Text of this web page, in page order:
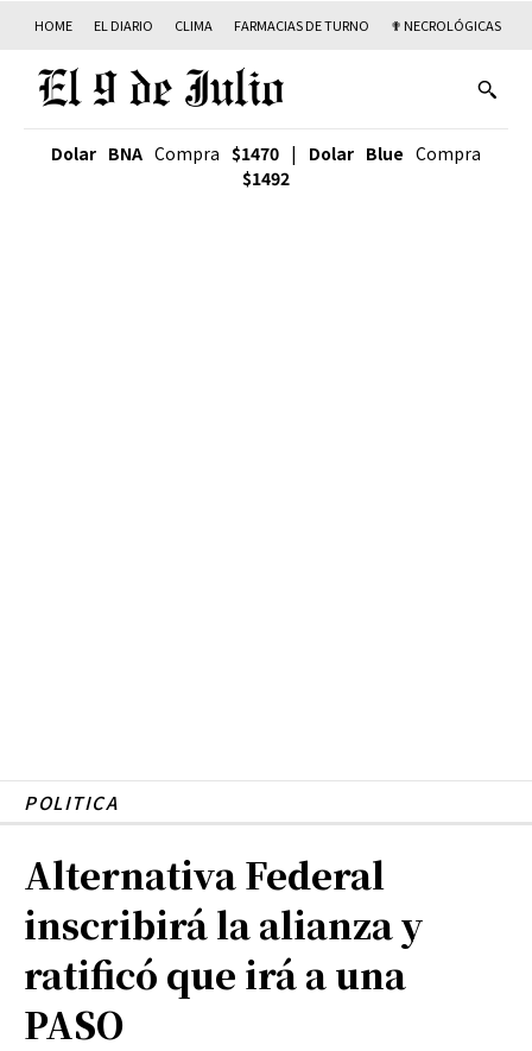
HOME EL DIARIO CLIMA FARMACIAS DE TURNO ✟ NECROLÓGICAS
Dolar BNA Compra $1470 | Dolar Blue Compra
$1492
POLITICA
Alternativa Federal
inscribirá la alianza y
ratificó que irá a una
PASO